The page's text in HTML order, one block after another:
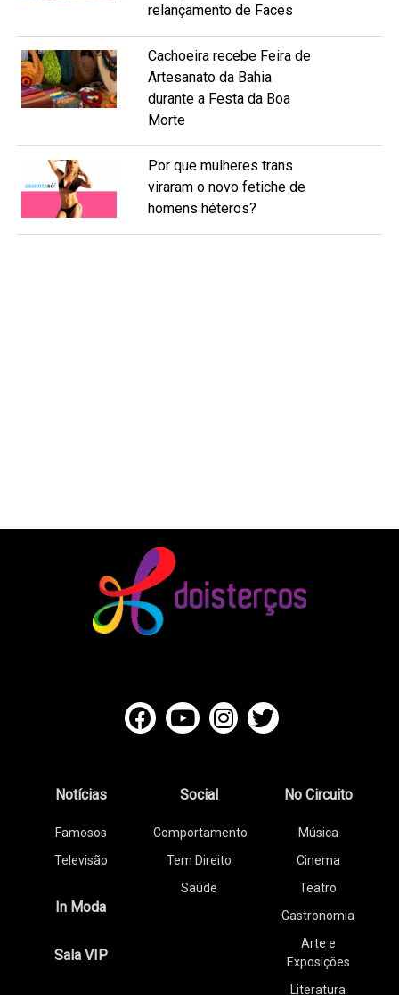
relançamento de Faces
Cachoeira recebe Feira de
Artesanato da Bahia
durante a Festa da Boa
Morte
Por que mulheres trans
viraram o novo fetiche de
homens héteros?
Notícias
Famosos
Televisão
In Moda
Sala VIP
Social
Comportamento
Tem Direito
Saúde
No Circuito
Música
Cinema
Teatro
Gastronomia
Arte e
Exposições
Literatura